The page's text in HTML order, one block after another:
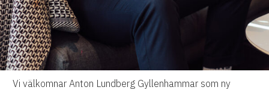
Vi välkomnar Anton Lundberg Gyllenhammar som ny